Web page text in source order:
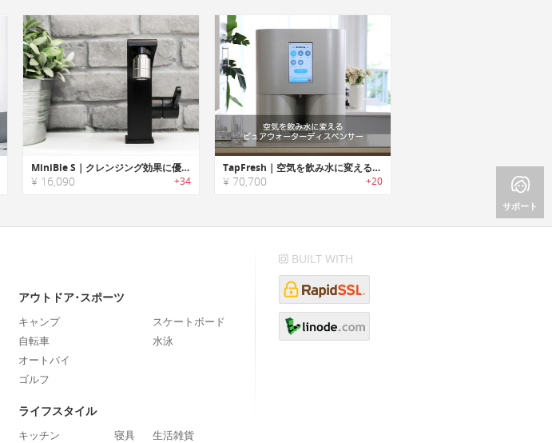
MiniBle S｜クレンジング効果に優れたナノバブルを作る家庭用エアレーター「ミニブルS」
¥ 16,090 +34
TapFresh｜空気を飲み水に変えるピュアウォーターディスペンサー「タップフレッシュ」
¥ 70,700 +20
サポート
アウトドア･スポーツ
キャンプ
自転車
オートバイ
ゴルフ
スケートボード
水泳
ライフスタイル
キッチン 寝具 生活雑貨
BUILT WITH